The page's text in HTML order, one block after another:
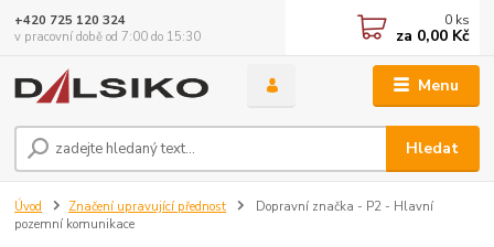
Menu
Hledat
+420 725 120 324
v pracovní době od 7:00 do 15:30
0 ks
za 0,00 Kč
Úvod Značení upravující přednost
Dopravní značka - P2 - Hlavní
pozemní komunikace